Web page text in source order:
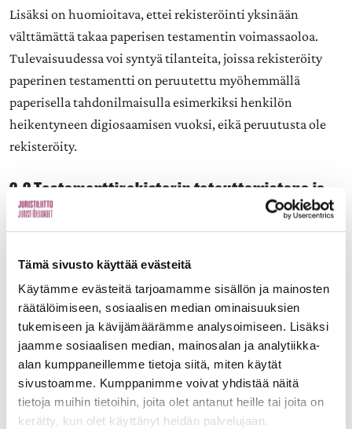
Tämä sivusto käyttää evästeitä
Käytämme evästeitä tarjoamamme sisällön ja mainosten
räätälöimiseen, sosiaalisen median ominaisuuksien
tukemiseen ja kävijämäärämme analysoimiseen. Lisäksi
jaamme sosiaalisen median, mainosalan ja analytiikka-
alan kumppaneillemme tietoja siitä, miten käytät
sivustoamme. Kumppanimme voivat yhdistää näitä
tietoja muihin tietoihin, joita olet antanut heille tai joita on
kerätty, kun olet käyttänyt heidän palvelujaan.
Lisäksi on huomioitava, ettei rekisteröinti yksinään
välttämättä takaa paperisen testamentin voimassaoloa.
Tulevaisuudessa voi syntyä tilanteita, joissa rekisteröity
paperinen testamentti on peruutettu myöhemmällä
paperisella tahdonilmaisulla esimerkiksi henkilön
heikentyneen digiosaamisen vuoksi, eikä peruutusta ole
rekisteröity.
2.2 Testamenttirekisterin toteuttamistapa ja
sisältö
Juristiliitto katsoo, että rekisterin on oltava
tulevaisuudessa keskitetty, teknisesti turvallinen ja
yhdenmukainen koko maassa. Sähköisten
testamenttien tallennus tulee olla mahdollista toteuttaa
rekisteriin automaattisesti sen laadinnan yhteydessä ja
paperinen testamentti puolestaan
rekisteröitäisiin hakemuksesta.